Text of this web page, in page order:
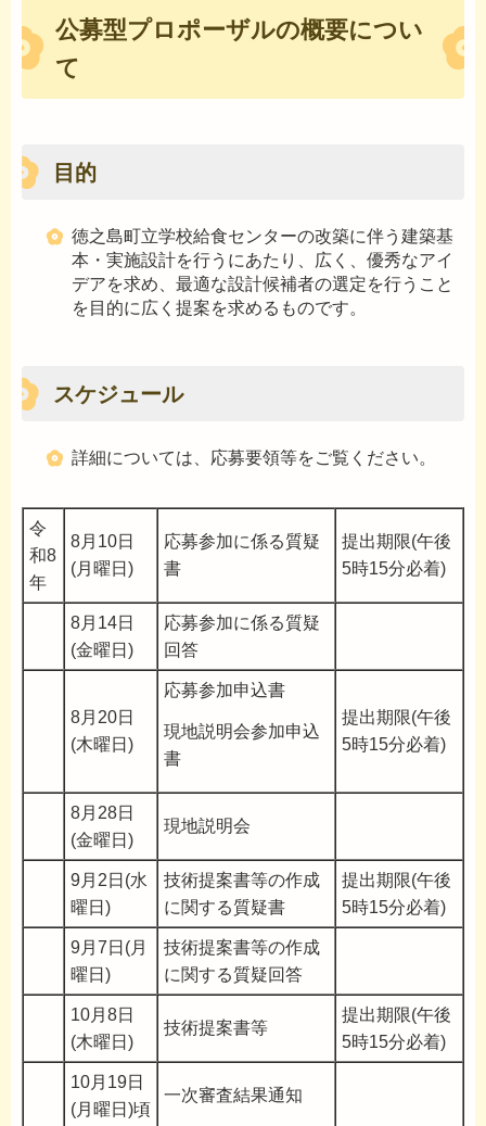
公募型プロポーザルの概要につい
て
目的
徳之島町立学校給食センターの改築に伴う建築基
本・実施設計を行うにあたり、広く、優秀なアイ
デアを求め、最適な設計候補者の選定を行うこと
を目的に広く提案を求めるものです。
スケジュール
詳細については、応募要領等をご覧ください。
令
和8
年
8月10日
(月曜日)
応募参加に係る質疑
書
提出期限(午後
5時15分必着)
8月14日
(金曜日)
応募参加に係る質疑
回答
8月20日
(木曜日)
応募参加申込書
現地説明会参加申込
書
提出期限(午後
5時15分必着)
8月28日
(金曜日)
現地説明会
9月2日(水
曜日)
技術提案書等の作成
に関する質疑書
提出期限(午後
5時15分必着)
9月7日(月
曜日)
技術提案書等の作成
に関する質疑回答
10月8日
(木曜日)
技術提案書等
提出期限(午後
5時15分必着)
10月19日
(月曜日)頃
一次審査結果通知